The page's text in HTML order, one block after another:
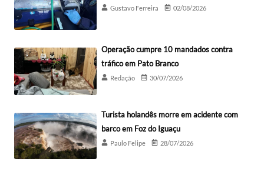
Gustavo Ferreira 02/08/2026
Operação cumpre 10 mandados contra
tráfico em Pato Branco
Redação 30/07/2026
Turista holandês morre em acidente com
barco em Foz do Iguaçu
Paulo Felipe 28/07/2026